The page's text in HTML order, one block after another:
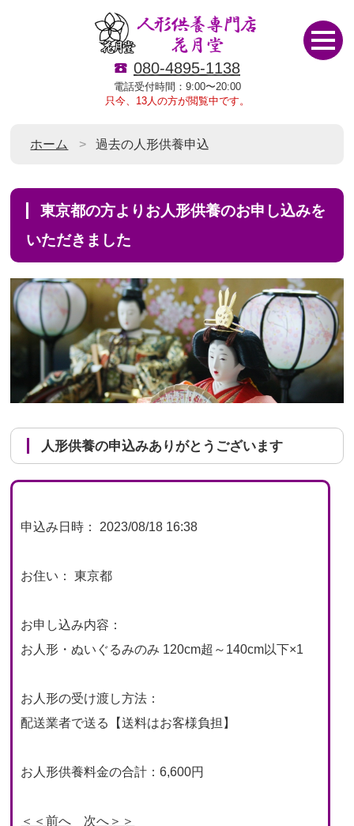
080-4895-1138
電話受付時間：9:00〜20:00
只今、13人の方が閲覧中です。
ホーム 過去の人形供養申込
東京都の方よりお人形供養のお申し込みを
いただきました
人形供養の申込みありがとうございます
申込み日時： 2023/08/18 16:38
お住い： 東京都
お申し込み内容：
お人形・ぬいぐるみのみ 120cm超～140cm以下×1
お人形の受け渡し方法：
配送業者で送る【送料はお客様負担】
お人形供養料金の合計：6,600円
＜＜前へ 次へ＞＞